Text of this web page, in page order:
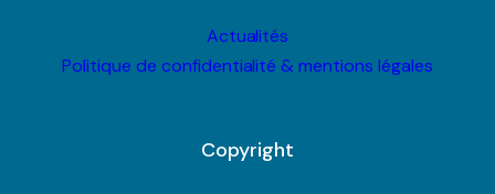
Actualités
Politique de confidentialité & mentions légales
Copyright